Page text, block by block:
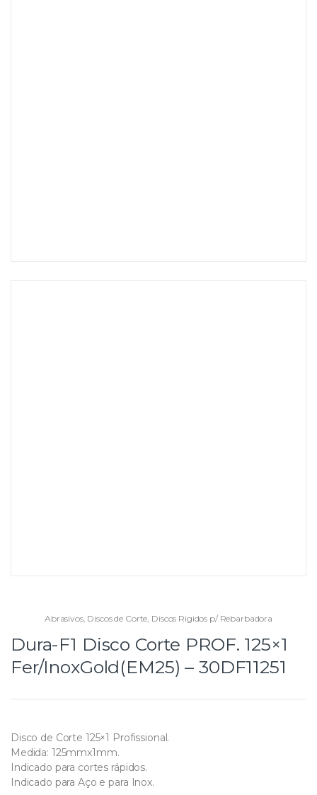
Abrasivos, Discos de Corte Discos Rigidos p/ Rebarbadora
Dura-F1 Disco Corte PROF. 125×1
Fer/InoxGold(EM25) – 30DF11251
Disco de Corte 125×1 Profissional.
Medida: 125mmx1mm.
Indicado para cortes rápidos.
Indicado para Aço e para Inox.